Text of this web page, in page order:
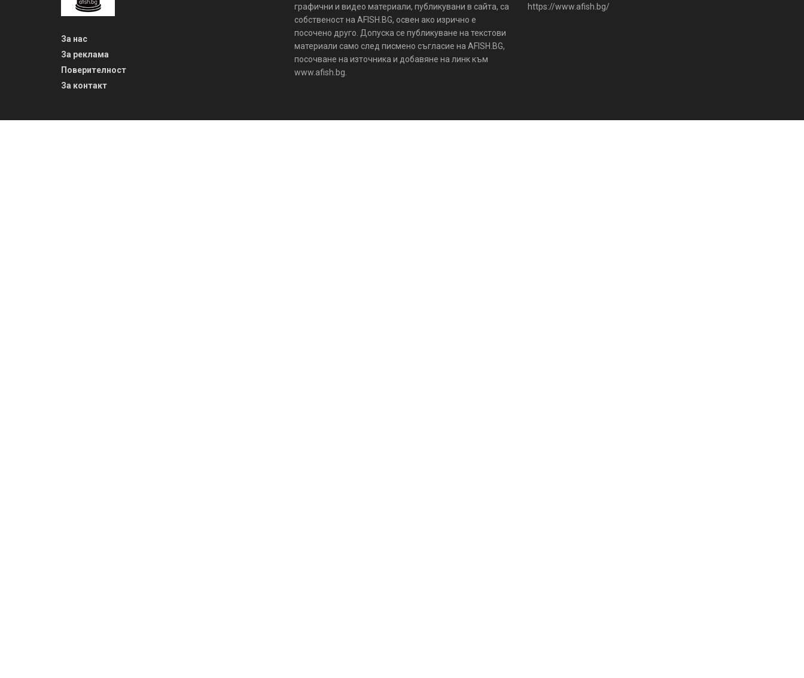
За нас
За реклама
Поверителност
За контакт
графични и видео материали, публикувани в сайта, са
собственост на AFISH.BG, освен ако изрично е
посочено друго. Допуска се публикуване на текстови
материали само след писмено съгласие на AFISH.BG,
посочване на източника и добавяне на линк към
www.afish.bg.
https://www.afish.bg/